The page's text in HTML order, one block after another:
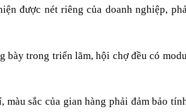
được nét riêng của doanh nghiệp,
bày trong triển lãm, hội chợ đều có
màu sắc của gian hàng phải đảm bảo